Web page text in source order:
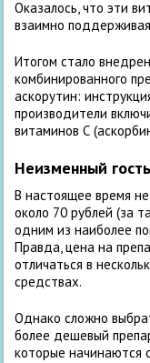
Оказалось, что эти
взаимно
Итогом стало
комбинированного
аскорутин:
производители
витаминов С
Неизменный
В настоящее время
около 70 рублей (за
одним из наиболее
Правда, цена на
отличаться в
средствах.
Однако сложно
более дешевый
которые начинаются